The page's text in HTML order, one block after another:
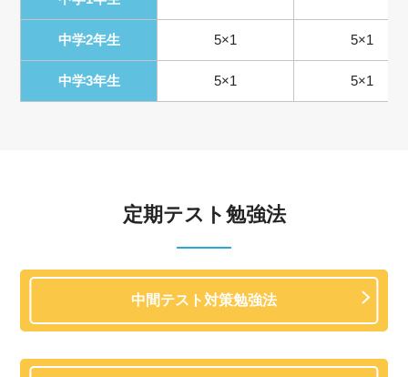
中学2年生 5×1 5×1
中学3年生 5×1 5×1
定期テスト勉強法
中間テスト対策勉強法